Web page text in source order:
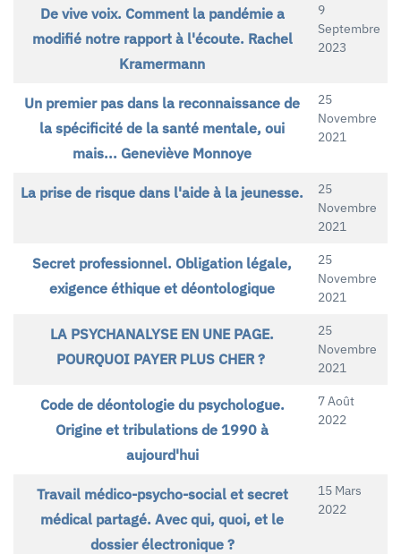
De vive voix. Comment la pandémie a
modifié notre rapport à l'écoute. Rachel
Kramermann
9
Septembre
2023
Un premier pas dans la reconnaissance de
la spécificité de la santé mentale, oui
mais... Geneviève Monnoye
25
Novembre
2021
La prise de risque dans l'aide à la jeunesse.
25
Novembre
2021
Secret professionnel. Obligation légale,
exigence éthique et déontologique
25
Novembre
2021
LA PSYCHANALYSE EN UNE PAGE.
POURQUOI PAYER PLUS CHER ?
25
Novembre
2021
Code de déontologie du psychologue.
Origine et tribulations de 1990 à
aujourd'hui
7 Août
2022
Travail médico-psycho-social et secret
médical partagé. Avec qui, quoi, et le
dossier électronique ?
15 Mars
2022